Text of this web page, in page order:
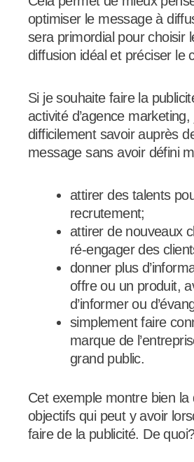
optimiser le message à
sera primordial pour choisir
diffusion idéal et préciser le
Si je souhaite faire la
activité d’agence
difficilement savoir auprès
message sans avoir défini
attirer des talents
recrutement;
attirer de nouveaux
ré-engager des
donner plus
offre ou un produit,
d’informer ou
simplement faire
marque de
grand public.
Cet exemple montre bien la
objectifs qui peut y avoir
faire de la publicité. De